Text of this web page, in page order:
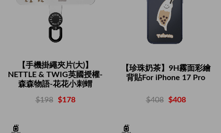
【手機掛繩夾片(大)】
NETTLE & TWIG英國授權-
森森物語-花花小刺蝟
$198 $178
【珍珠奶茶】9H霧面彩繪
背貼For iPhone 17 Pro
$408 $408